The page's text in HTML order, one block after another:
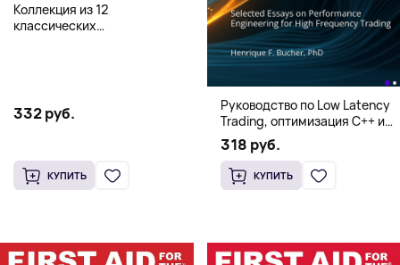
Коллекция из 12
классических
332 руб.
КУПИТЬ
Руководство по Low Latency
Trading, оптимизация C++ и
системная архитектура для
HFT
318 руб.
КУПИТЬ